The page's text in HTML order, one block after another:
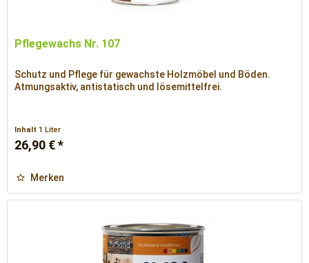
Pflegewachs Nr. 107
Schutz und Pflege für gewachste Holzmöbel und Böden.
Atmungsaktiv, antistatisch und lösemittelfrei.
Inhalt1 Liter
26,90 € *
Merken